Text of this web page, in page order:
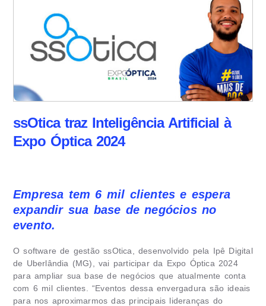
ssOtica traz Inteligência Artificial à
Expo Óptica 2024
Empresa tem 6 mil clientes e espera
expandir sua base de negócios no
evento.
O software de gestão ssOtica, desenvolvido pela Ipê Digital
de Uberlândia (MG), vai participar da Expo Óptica 2024
para ampliar sua base de negócios que atualmente conta
com 6 mil clientes. “Eventos dessa envergadura são ideais
para nos aproximarmos das principais lideranças do